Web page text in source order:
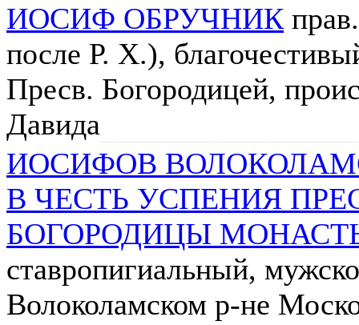
ИОСИФ ОБРУЧНИК
после Р. Х.),
Пресв. Богородицей,
Давида
ИОСИФОВ
В ЧЕСТЬ УСПЕНИЯ
БОГОРОДИЦЫ
ставропигиальный,
Волоколамском р-не